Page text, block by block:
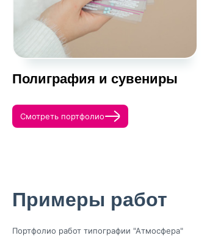
Полиграфия и сувениры
Смотреть портфолио
Примеры работ
Портфолио работ типографии "Атмосфера"